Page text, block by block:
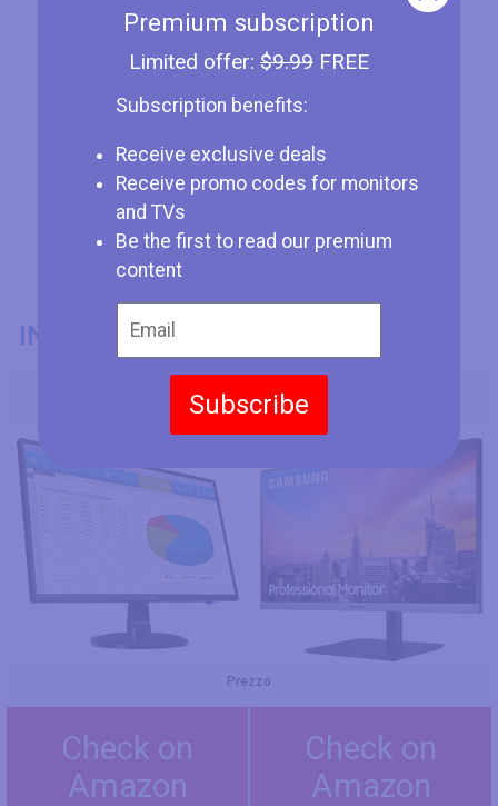
Premium subscription
Limited offer: $9.99FREE
Subscription benefits:
Receive exclusive deals
Receive promo codes for monitors
and TVs
Be the first to read our premium
content
Subscribe
INFORMAZIONI GENERALI
Codice Modello
Prezzo
Check on
Amazon
Check on
Amazon